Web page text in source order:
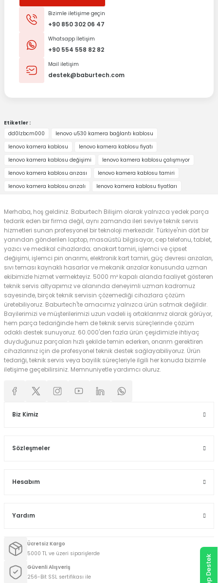
Bizimle iletişime geçin
+90 850 302 06 47
Whatsapp İletişim
+90 554 558 82 82
Mail iletişim
destek@baburtech.com
Etiketler :
dd0lzbcm000
lenovo u530 kamera bağlantı kablosu
lenovo kamera kablosu
lenovo kamera kablosu fiyatı
lenovo kamera kablosu değişimi
lenovo kamera kablosu çalışmıyor
lenovo kamera kablosu arızası
lenovo kamera kablosu tamiri
lenovo kamera kablosu arızalı
lenovo kamera kablosu fiyatları
Merhaba, hoş geldiniz. Baburtech Bilişim olarak yalnızca yedek parça
tedarik eden bir firma değil, aynı zamanda ileri seviye teknik servis
hizmetleri sunan profesyonel bir teknoloji merkezidir. Türkiye'nin dört bir
yanından gönderilen laptop, masaüstü bilgisayar, cep telefonu, tablet,
yazıcı ve medikal cihazlarda; anakart tamiri, işlemci ve çipset
değişimi, işlemci pin onarımı, elektronik kart tamiri, güç devresi arızaları,
sıvı teması kaynaklı hasarlar ve mekanik arızalar konusunda uzman
ekibimizle hizmet vermekteyiz. 5000 m² kapalı alanda faaliyet gösteren
teknik servis altyapımız ve alanında deneyimli uzman kadromuz
sayesinde, birçok teknik servisin çözemediği cihazlara çözüm
üretebiliyoruz. Baburtech'te amacımız yalnızca ürün satmak değildir.
Bayilerimizi ve müşterilerimizi uzun vadeli iş ortaklarımız olarak görüyor,
hem parça tedariğinde hem de teknik servis süreçlerinde çözüm
odaklı destek sunuyoruz. 60.000'den fazla ürün çeşidimizle ihtiyaç
duyduğunuz parçaları hızlı şekilde temin ederken, onarım gerektiren
cihazlarınız için de profesyonel teknik destek sağlayabiliyoruz. Ürün
tedariği, teknik servis veya bayilik süreçleriyle ilgili her konuda bizimle
iletişime geçebilirsiniz. Memnuniyetle yardımcı oluruz.
Biz Kimiz
Sözleşmeler
Hesabım
Yardım
Ücretsiz Kargo
5000 TL ve üzeri siparişlerde
Güvenli Alışveriş
256-Bit SSL sertifikası ile